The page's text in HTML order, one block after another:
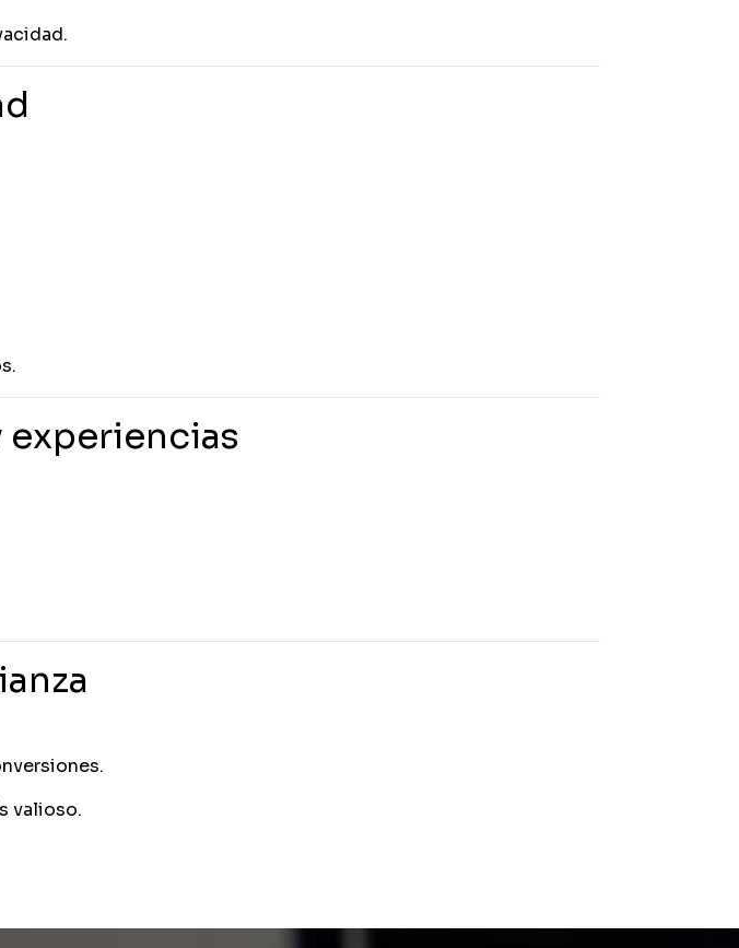
experiencias
valioso.